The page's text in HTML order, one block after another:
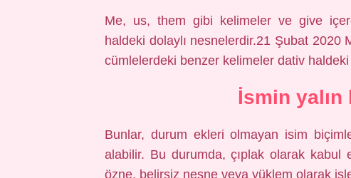
Me, us, them gibi kelimeler ve give
haldeki dolaylı nesnelerdir.21 Şubat
cümlelerdeki benzer kelimeler dativ haldeki
İsmin
Bunlar, durum ekleri olmayan isim
alabilir. Bu durumda, çıplak olarak kabul
özne, belirsiz nesne veya yüklem olarak